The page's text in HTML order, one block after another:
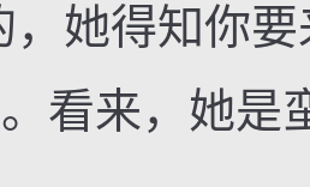
她得知你要
看来，她是